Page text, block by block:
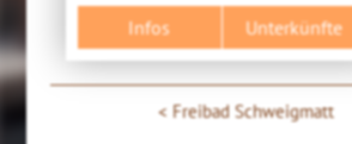
Infos Unterkünfte
Freibad Schweigmatt